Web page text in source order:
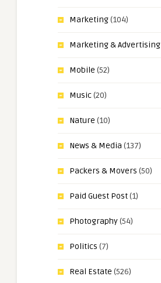
Marketing(104)
Marketing & Advertising
Mobile (52)
Music(20)
Nature (10)
News & Media (137)
Packers & Movers (50)
Paid Guest Post(1)
Photography(54)
Politics (7)
Real Estate (526)